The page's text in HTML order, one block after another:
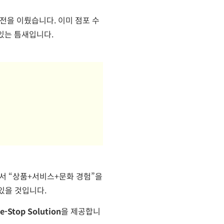
을 이뤘습니다. 이미 점포 수
는 틈새입니다.
“상품+서비스+문화 경험”을
을 것입니다.
Stop Solution을 제공합니